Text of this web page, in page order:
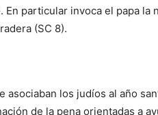
En particular invoca el papa
(SC 8).
los judíos al año
de la pena orientadas a